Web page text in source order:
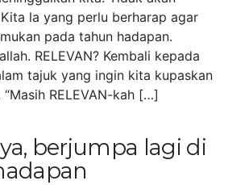
la yang perlu berharap agar
pada tahun hadapan.
RELEVAN? Kembali kepada
tajuk yang ingin kita kupaskan
RELEVAN-kah […]
berjumpa lagi di